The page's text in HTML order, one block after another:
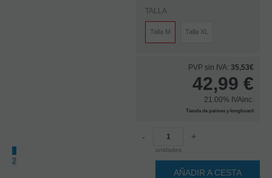
2
TALLA
Talla M Talla XL
PVP sin IVA: 35,53€
42,99 €
21.00% IVAinc.
Tienda de patines y longboard
-
unidades
+
AÑADIR A CESTA